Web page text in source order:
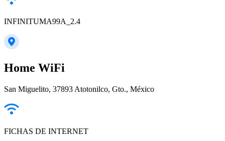
INFINITUMA99A_2.4
Home WiFi
San Miguelito, 37893 Atotonilco, Gto., México
FICHAS DE INTERNET